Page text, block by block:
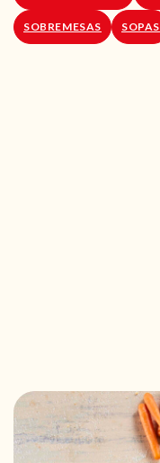
SOBREMESAS SOPAS